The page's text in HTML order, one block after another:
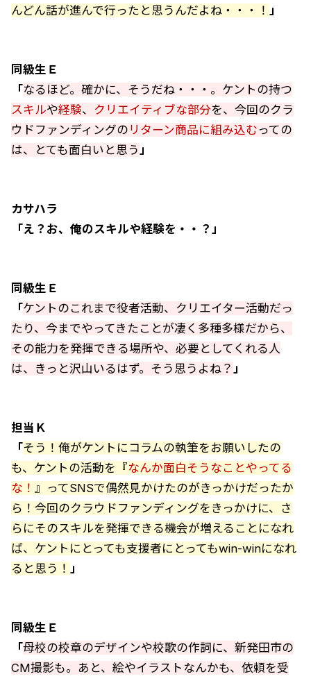
んどん話が進んで行ったと思うんだよね・・・！ 」
同級生Ｅ
「なるほど。確かに、そうだね・・・。ケントの持つ
スキルや経験、 クリエイティブな部分を、今回のクラ
ウドファンディングの リターン商品に組み込むっての
は、とても面白いと思う」
カサハラ
「え？お、俺のスキルや経験を・・？」
同級生Ｅ
「ケントのこれまで役者活動、クリエイター活動だっ
たり、今までやってきたことが凄く多種多様だから、
その能力を発揮できる場所や、必要としてくれる人
は、きっと沢山いるはず。そう思うよね？ 」
担当Ｋ
「そう！俺がケントにコラムの執筆をお願いしたの
も、ケントの活動を『なんか面白そうなことやってる
な！ 』ってSNSで偶然見かけたのがきっかけだったか
ら！今回のクラウドファンディングをきっかけに、さ
らにそのスキルを発揮できる機会が増えることになれ
ば、ケントにとっても支援者にとってもwin-winになれ
ると思う！ 」
同級生Ｅ
「母校の校章のデザインや校歌の作詞に、新発田市の
CM撮影も。あと、絵やイラストなんかも、依頼を受